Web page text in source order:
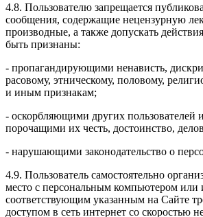
4.8. Пользователю запрещается
сообщения, содержащие нецензурную
производные, а также допускать
быть признаны:
- пропагандирующими ненависть,
расовому, этническому, половому,
и иным признакам;
- оскорбляющими других пользователей
порочащими их честь, достоинство,
- нарушающими законодательство о
4.9. Пользователь самостоятельно
место с персональным компьютером или
соответствующим указанным на Сайте
доступом в сеть интернет со скоростью